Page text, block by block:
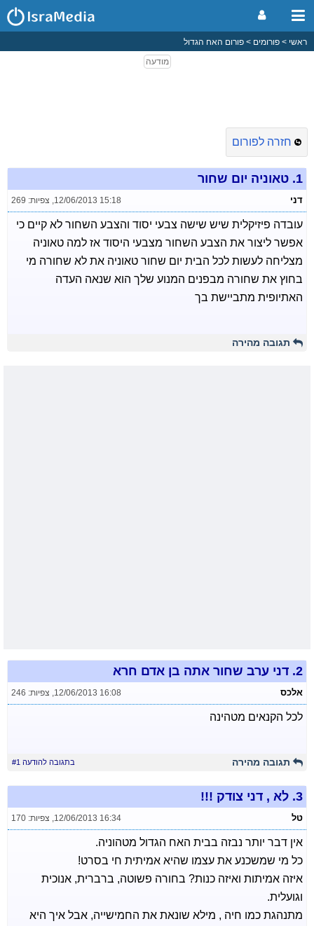
ראשי פורומים פורום האח הגדול
חזרה לפורום
1. טאוניה יום שחור
דני 12/06/2013 15:18
, צפיות: 269
עובדה פיזיקלית שיש שישה צבעי יסוד והצבע השחור לא קיים כי
אפשר ליצור את הצבע השחור מצבעי היסוד אז למה טאוניה
מצליחה לעשות לכל הבית יום שחור טאוניה את לא שחורה מי
בחוץ את שחורה מבפנים המנוע שלך הוא שנאה העדה
האתיופית מתביישת בך
תגובה מהירה
2. דני ערב שחור אתה בן אדם חרא
אלכס 12/06/2013 16:08
, צפיות: 246
לכל הקנאים מטהינה
תגובה מהירה בתגובה להודעה #1
3. לא , דני צודק !!!
טל 12/06/2013 16:34
, צפיות: 170
אין דבר יותר נבזה בבית האח הגדול מטהוניה.
כל מי שמשכנע את עצמו שהיא אמיתית חי בסרט!
איזה אמיתות ואיזה כנות? בחורה פשוטה, ברברית, אנוכית
וגועלית.
מתנהגת כמו חיה , מילא שונאת את החמישייה, אבל איך היא